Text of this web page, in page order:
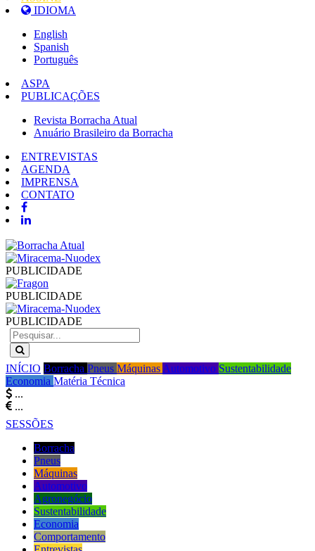
IDIOMA
English
Spanish
Português
ASPA
PUBLICAÇÕES
Revista Borracha Atual
Anuário Brasileiro da Borracha
ENTREVISTAS
AGENDA
IMPRENSA
CONTATO
PUBLICIDADE
PUBLICIDADE
PUBLICIDADE
INÍCIO Borracha Pneus Máquinas Automotivo Sustentabilidade
Economia Matéria Técnica
...
...
SESSÕES
Borracha
Pneus
Máquinas
Automotivo
Agronegócio
Sustentabilidade
Economia
Comportamento